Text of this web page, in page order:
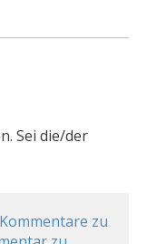
Sei die/der
zu